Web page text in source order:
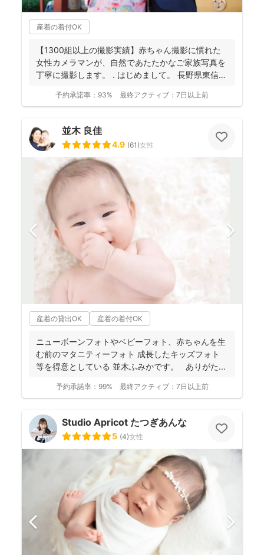
産着の着付OK
【1300組以上の撮影実績】赤ちゃん撮影に慣れた
女性カメラマンが、自然であたたかなご家族写真を
丁寧に撮影します。 . はじめまして。 長野県東信地
予約承諾率： 93% 最終アクティブ： 7日以上前
並木 良佳
4.9 (61)女性
産着の貸出OK 産着の着付OK
ニューボーンフォトやベビーフォト、赤ちゃんを生
む前のマタニティーフォト 成長したキッズフォト
等を得意としている 並木ふみかです。 ありがた...
予約承諾率： 99% 最終アクティブ： 7日以上前
Studio Apricot たつぎあんな
5 (4)女性